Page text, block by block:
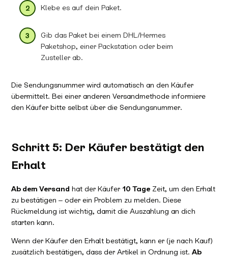
Klebe es auf dein Paket.
Gib das Paket bei einem DHL/Hermes
Paketshop, einer Packstation oder beim
Zusteller ab.
Die Sendungsnummer wird automatisch an den Käufer
übermittelt. Bei einer anderen Versandmethode informiere
den Käufer bitte selbst über die Sendungsnummer.
Schritt 5: Der Käufer bestätigt den
Erhalt
Ab dem Versand hat der Käufer 10 Tage Zeit, um den Erhalt
zu bestätigen – oder ein Problem zu melden. Diese
Rückmeldung ist wichtig, damit die Auszahlung an dich
starten kann.
Wenn der Käufer den Erhalt bestätigt, kann er (je nach Kauf)
zusätzlich bestätigen, dass der Artikel in Ordnung ist.Ab